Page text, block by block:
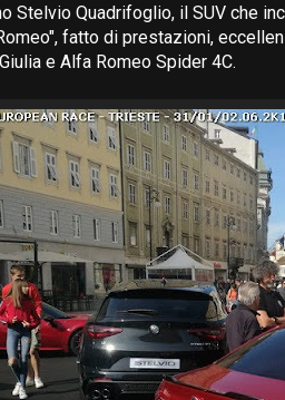
Stelvio Quadrifoglio, il SUV che
fatto di prestazioni,
e Alfa Romeo Spider 4C.